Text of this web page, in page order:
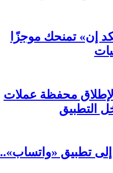
إن» تمنحك موجزًا
لإطلاق محفظة عملات
التطبيق
تطبيق «واتساب»..